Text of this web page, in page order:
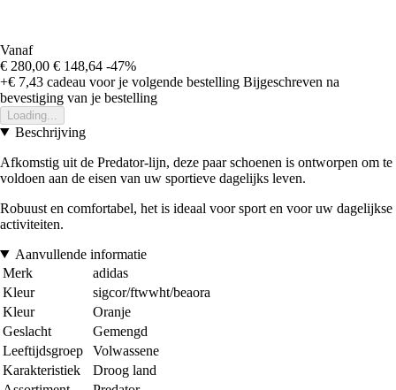
Vanaf
€ 280,00 € 148,64 -47%
+€ 7,43 cadeau voor je volgende bestelling Bijgeschreven na
bevestiging van je bestelling
Loading...
Beschrijving
Afkomstig uit de Predator-lijn, deze paar schoenen is ontworpen om te
voldoen aan de eisen van uw sportieve dagelijks leven.
Robuust en comfortabel, het is ideaal voor sport en voor uw dagelijkse
activiteiten.
Aanvullende informatie
Merk
adidas
Kleur
sigcor/ftwwht/beaora
Kleur
Oranje
Geslacht
Gemengd
Leeftijdsgroep
Volwassene
Karakteristiek
Droog land